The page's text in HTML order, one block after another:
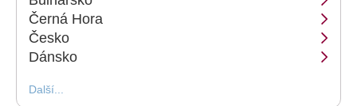
Černá Hora
Česko
Dánsko
Další...